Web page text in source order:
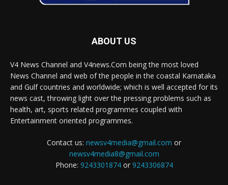
ABOUT US
V4 News Channel and V4news.Com being the most loved
News Channel and web of the people in the coastal Karnataka
and Gulf countries and worldwide; which is well accepted for its
news cast, throwing light over the pressing problems such as
health, art, sports related programmes coupled with
Entertainment oriented programmes.
Contact us: newsv4media@gmail.com or
newsv4media8@gmail.com
Phone: 9243301874or 9243306874